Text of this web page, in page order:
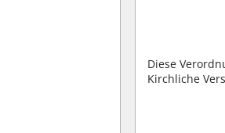
Diese
Kirchliche